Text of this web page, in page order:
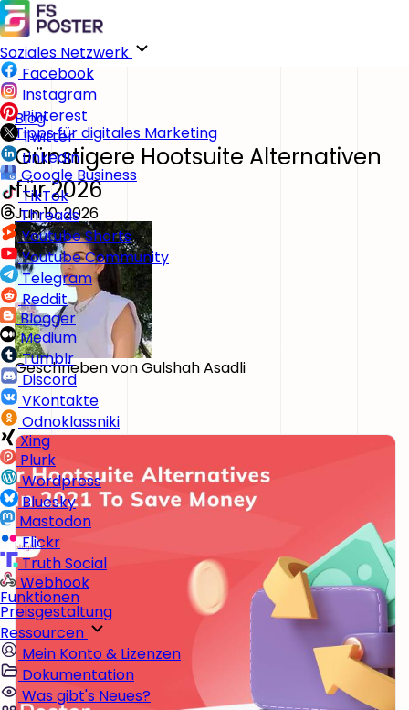
Soziales Netzwerk
Facebook
Instagram
Pinterest
Twitter
LinkedIn
Google Business
TikTok
Threads
Youtube Shorts
Youtube Community
Telegram
Reddit
Blogger
Medium
Tumblr
Discord
VKontakte
Odnoklassniki
Xing
Plurk
Wordpress
Bluesky
Mastodon
Flickr
Truth Social
Webhook
Funktionen
Preisgestaltung
Ressourcen
Mein Konto & Lizenzen
Dokumentation
Was gibt's Neues?
Blog
Tipps für digitales Marketing
Günstigere Hootsuite Alternativen
für 2026
Jun 10, 2026
Geschrieben vonGulshah Asadli